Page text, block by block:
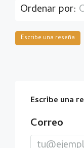
Ordenar por:
Escribe una reseña
Escribe una
Correo